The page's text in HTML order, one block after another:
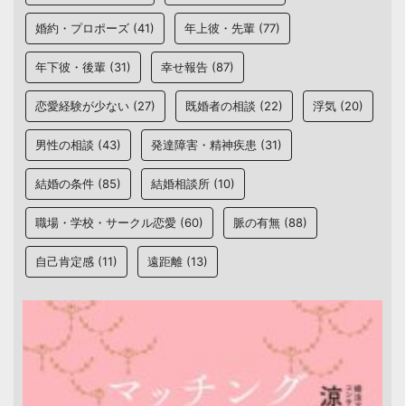
婚約・プロポーズ (41) 年上彼・先輩 (77)
年下彼・後輩 (31) 幸せ報告 (87)
恋愛経験が少ない (27) 既婚者の相談 (22) 浮気 (20)
男性の相談 (43) 発達障害・精神疾患 (31)
結婚の条件 (85) 結婚相談所 (10)
職場・学校・サークル恋愛 (60) 脈の有無 (88)
自己肯定感 (11) 遠距離 (13)